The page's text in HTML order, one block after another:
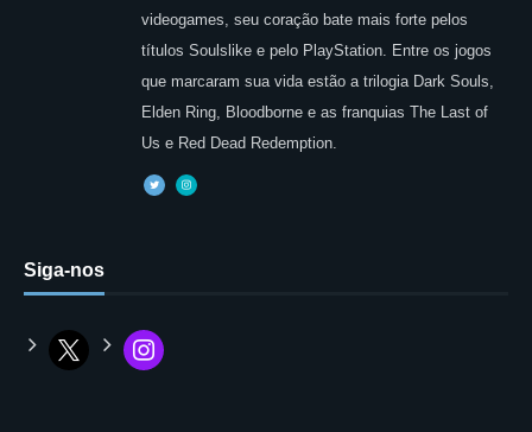
videogames, seu coração bate mais forte pelos
títulos Soulslike e pelo PlayStation. Entre os jogos
que marcaram sua vida estão a trilogia Dark Souls,
Elden Ring, Bloodborne e as franquias The Last of
Us e Red Dead Redemption.
Siga-nos